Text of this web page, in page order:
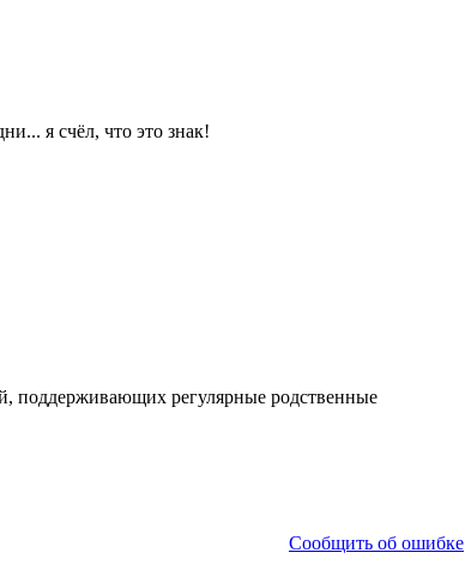
я счёл, что это знак!
поддерживающих регулярные родственные
Сообщить об ошибке